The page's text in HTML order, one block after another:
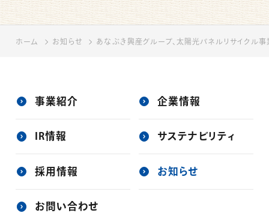
ホーム お知らせ あなぶき興産グループ、太陽光パネルリサイクル
事業紹介 企業情報
IR情報 サステナビリティ
採用情報 お知らせ
お問い合わせ